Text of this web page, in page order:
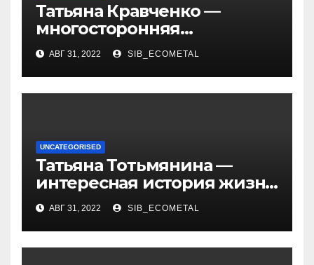
Татьяна Кравченко —
многосторонняя
талантливая российская
актриса с богатой
биографией и успешной
карьерой
АВГ 31, 2022 SIB_ECOMETAL
UNCATEGORISED
Татьяна Тотьмянина —
интересная история жизни
российской фигуристки
АВГ 31, 2022 SIB_ECOMETAL